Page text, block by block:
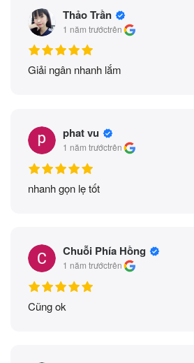
Thảo Trần
1 năm trướctrên
Giải ngân nhanh lắm
phat vu
1 năm trướctrên
nhanh gọn lẹ tốt
Chuỗi Phía Hồng
1 năm trướctrên
Cũng ok